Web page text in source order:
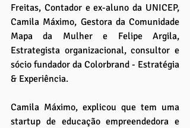
Freitas, Contador e ex-aluno da UNICEP,
Camila Máximo, Gestora da Comunidade
Mapa da Mulher e Felipe Argila,
Estrategista organizacional, consultor e
sócio fundador da Colorbrand - Estratégia
& Experiência.
Camila Máximo, explicou que tem uma
startup de educação empreendedora e